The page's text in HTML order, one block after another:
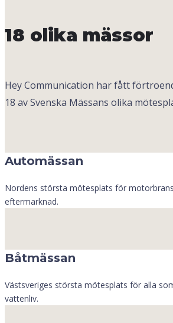
18 olika mässor
Hey Communication har fått
18 av Svenska Mässans olika
Automässan
Nordens största mötesplats för
eftermarknad.
Båtmässan
Västsveriges största mötesplats för alla
vattenliv.